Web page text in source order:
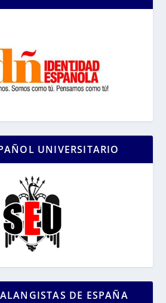
UNIVERSITARIO
DE ESPAÑA